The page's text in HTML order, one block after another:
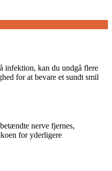
infektion, kan du undgå flere
for at bevare et sundt smil
nerve fjernes,
for yderligere